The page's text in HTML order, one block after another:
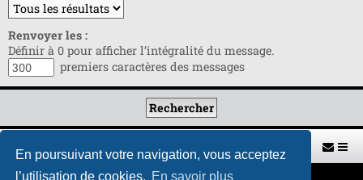
En poursuivant votre navigation, vous acceptez
l’utilisation de cookies. En savoir plus
Renvoyer les :
Définir à 0 pour afficher l’intégralité du message.
premiers caractères des messages
Retour vers le site U.A.G.R. Index du forum